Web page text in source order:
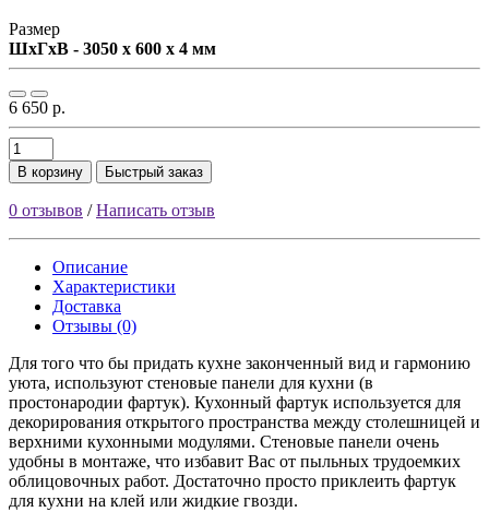
Размер
ШxГxВ - 3050 x 600 x 4 мм
6 650 р.
В корзину Быстрый заказ
0 отзывов /Написать отзыв
Описание
Характеристики
Доставка
Отзывы (0)
Для того что бы придать кухне законченный вид и гармонию
уюта, используют стеновые панели для кухни (в
простонародии фартук). Кухонный фартук используется для
декорирования открытого пространства между столешницей и
верхними кухонными модулями. Стеновые панели очень
удобны в монтаже, что избавит Вас от пыльных трудоемких
облицовочных работ. Достаточно просто приклеить фартук
для кухни на клей или жидкие гвозди.